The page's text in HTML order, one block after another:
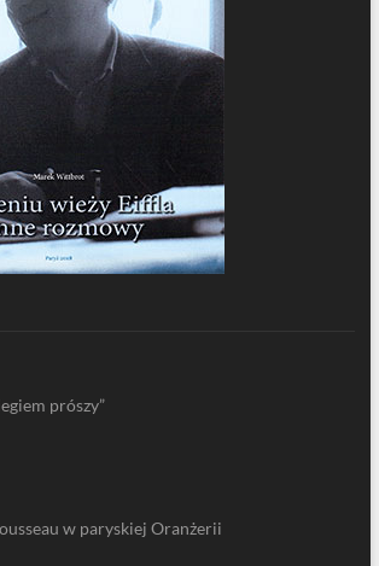
prószy”
w paryskiej Oranżerii